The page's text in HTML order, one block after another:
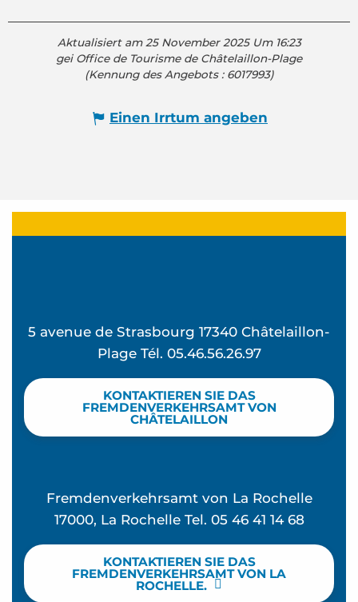
Aktualisiert am 25 November 2025 Um 16:23
gei Office de Tourisme de Châtelaillon-Plage
(Kennung des Angebots : 6017993)
Einen Irrtum angeben
5 avenue de Strasbourg 17340 Châtelaillon-
Plage Tél. 05.46.56.26.97
KONTAKTIEREN SIE DAS
FREMDENVERKEHRSAMT VON
CHÂTELAILLON
Fremdenverkehrsamt von La Rochelle
17000, La Rochelle Tel. 05 46 41 14 68
KONTAKTIEREN SIE DAS
FREMDENVERKEHRSAMT VON LA
ROCHELLE.